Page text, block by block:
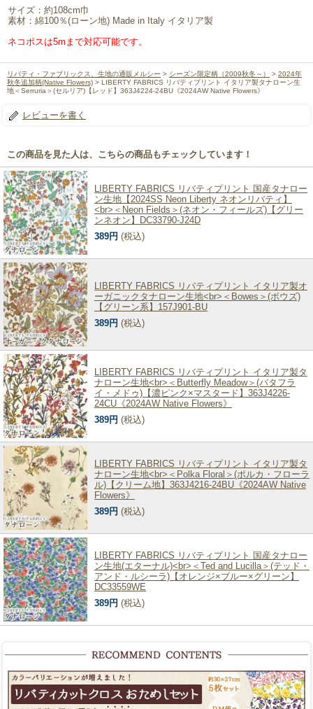
サイズ：約108cm巾
素材：綿100％(ローン地) Made in Italy イタリア製
ネコポスは5mまで対応可能です。
リバティ・ファブリックス、生地の通販メルシー > シーズン限定柄（2009秋冬～） > 2024年
秋冬追加柄(Native Flowers) > LIBERTY FABRICS リバティプリント イタリア製タナローン生
地＜Serruria＞(セルリア)【レッド】363J4224-24BU《2024AW Native Flowers》
レビューを書く
この商品を見た人は、こちらの商品もチェックしています！
LIBERTY FABRICS リバティプリント 国産タナロー
ン生地【2024SS Neon Liberty ネオンリバティ】
<br>＜Neon Fields＞(ネオン・フィールズ)【グリー
ンネオン】DC33790-J24D
389円 (税込)
LIBERTY FABRICS リバティプリント イタリア製オ
ーガニックタナローン生地<br>＜Bowes＞(ボウズ)
【グリーン系】157J901-BU
389円 (税込)
LIBERTY FABRICS リバティプリント イタリア製タ
ナローン生地<br>＜Butterfly Meadow＞(バタフラ
イ・メドゥ)【濃ピンク×マスタード】363J4226-
24CU《2024AW Native Flowers》
389円 (税込)
LIBERTY FABRICS リバティプリント イタリア製タ
ナローン生地<br>＜Polka Floral＞(ポルカ・フローラ
ル)【クリーム地】363J4216-24BU《2024AW Native
Flowers》
389円 (税込)
LIBERTY FABRICS リバティプリント 国産タナロー
ン生地(エターナル)<br>＜Ted and Lucilla＞(テッド・
アンド・ルシーラ)【オレンジ×ブルー×グリーン】
DC33559WE
389円 (税込)